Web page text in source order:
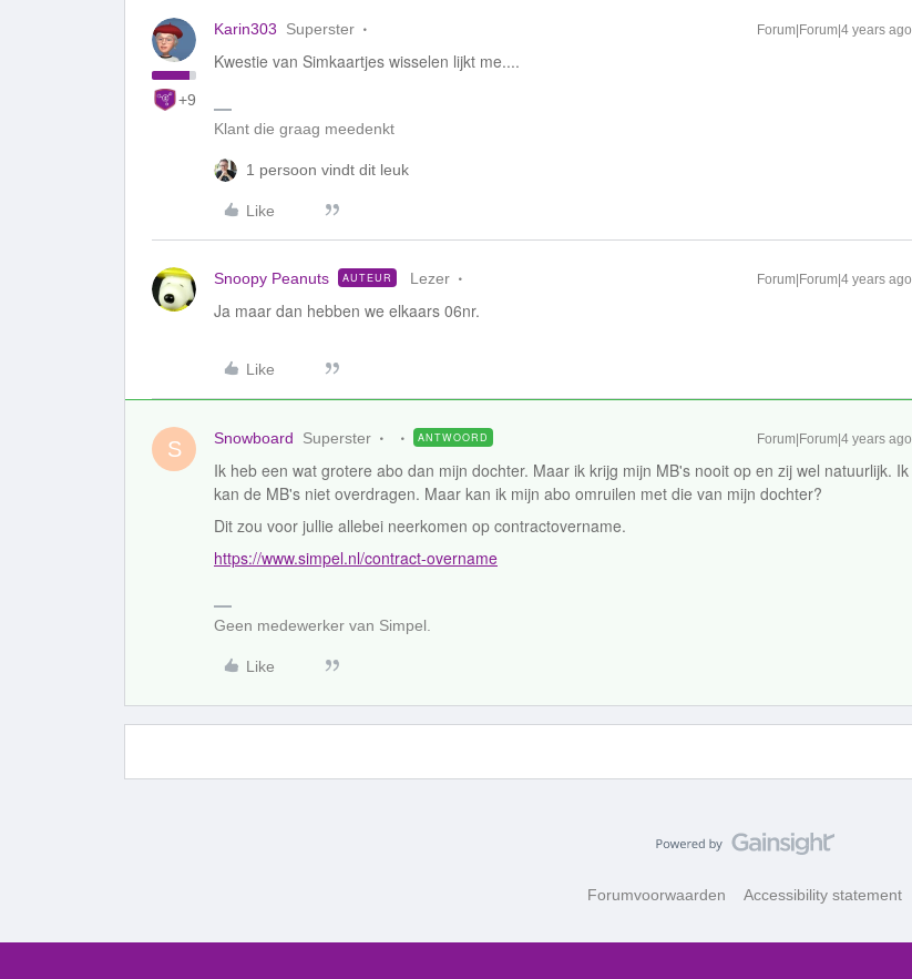
+9
Karin303 Superster Forum|Forum|4 years ago
Kwestie van Simkaartjes wisselen lijkt me....
Klant die graag meedenkt
1 persoon vindt dit leuk
Like
Snoopy Peanuts AUTEUR Lezer Forum|Forum|4 years ago
Ja maar dan hebben we elkaars 06nr.
Like
S Snowboard Superster ANTWOORD Forum|Forum|4 years ago
Ik heb een wat grotere abo dan mijn dochter. Maar ik krijg mijn MB's nooit op en zij wel natuurlijk. Ik
kan de MB's niet overdragen. Maar kan ik mijn abo omruilen met die van mijn dochter?
Dit zou voor jullie allebei neerkomen op contractovername.
https://www.simpel.nl/contract-overname
Geen medewerker van Simpel.
Like
Forumvoorwaarden Accessibility statement